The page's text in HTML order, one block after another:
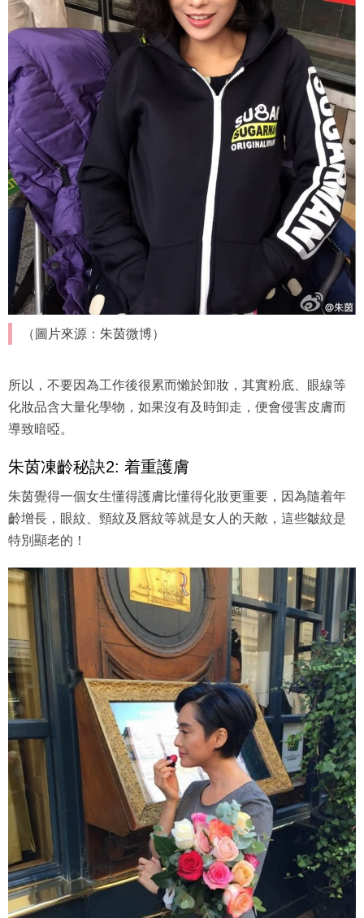
（圖片來源：朱茵微博）
所以，不要因為工作後很累而懶於卸妝，其實粉底、眼線等
化妝品含大量化學物，如果沒有及時卸走，便會侵害皮膚而
導致暗啞。
朱茵凍齡秘訣2: 着重護膚
朱茵覺得一個女生懂得護膚比懂得化妝更重要，因為隨着年
齡增長，眼紋、頸紋及唇紋等就是女人的天敵，這些皺紋是
特別顯老的！